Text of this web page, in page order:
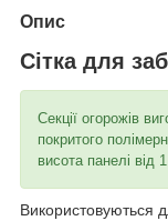
Опис
Сітка для
Секції огорожів
покритого
висота панелі
Використовуються